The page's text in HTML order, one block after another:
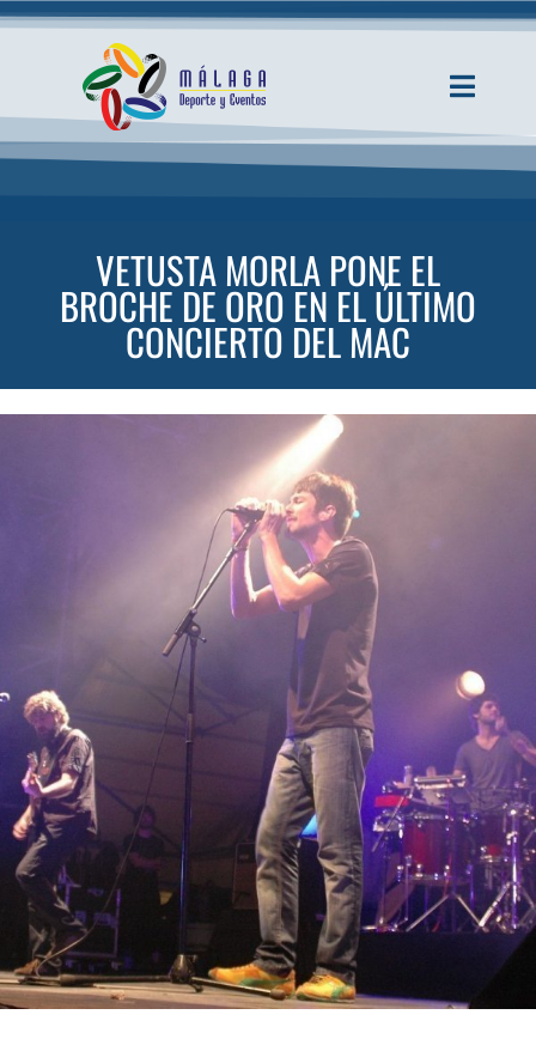
Saltar
Toggle
INICIO
SERVICIOS
TRANSPARENCIA
VETUSTA MORLA PONE EL
BROCHE DE ORO EN EL ÚLTIMO
CONCIERTO DEL MAC